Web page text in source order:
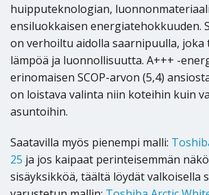
huipputeknologian,
ensiluokkaisen energiatehokkuuden.
on verhoiltu aidolla saarnipuulla, joka
lämpöä ja luonnollisuutta. A+++ -
erinomaisen SCOP-arvon (5,4)
on loistava valinta niin koteihin kuin
asuntoihin.
Saatavilla myös pienempi malli:
25 ja jos kaipaat perinteisemmän
sisäyksikköä, täältä löydät valkoisella